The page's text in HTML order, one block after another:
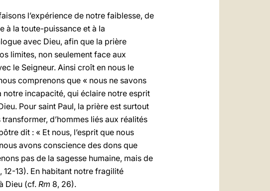
l’expérience de notre faiblesse, de
à la toute-puissance et à la
avec Dieu, afin que la prière
limites, non seulement face aux
le Seigneur. Ainsi croît en nous le
comprenons que « nous ne savons
notre incapacité, qui éclaire notre esprit
Pour saint Paul, la prière est surtout
d’hommes liés aux réalités
dit : « Et nous, l’esprit que nous
avons conscience des dons que
pas de la sagesse humaine, mais de
12-13). En habitant notre fragilité
Dieu (cf. Rm 8, 26).